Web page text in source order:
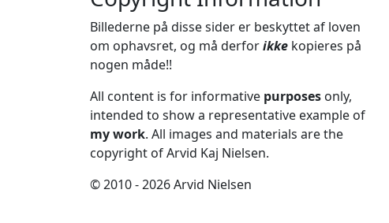
Billederne på disse sider er beskyttet af loven
om ophavsret, og må derforikke kopieres på
nogen måde!!
All content is for informative purposes only,
intended to show a representative example of
my work. All images and materials are the
copyright of Arvid Kaj Nielsen.
© 2010 - 2026 Arvid Nielsen